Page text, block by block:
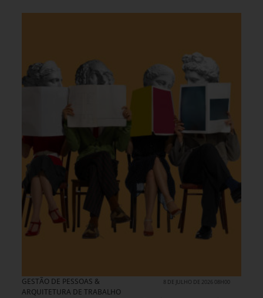
GESTÃO DE PESSOAS &
ARQUITETURA DE TRABALHO
8 DE JULHO DE 2026 08H00